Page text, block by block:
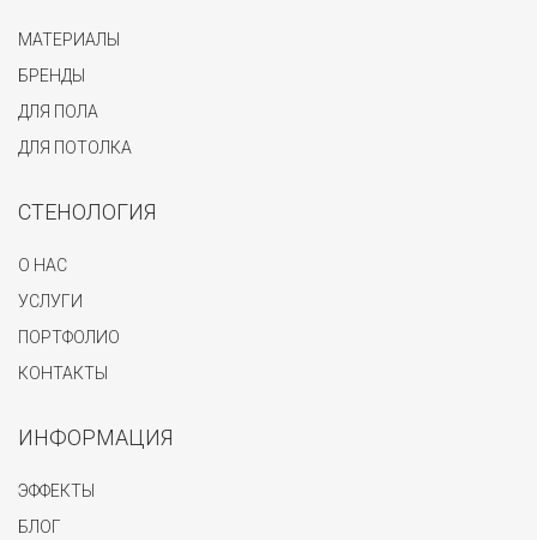
МАТЕРИАЛЫ
БРЕНДЫ
ДЛЯ ПОЛА
ДЛЯ ПОТОЛКА
СТЕНОЛОГИЯ
О НАС
УСЛУГИ
ПОРТФОЛИО
КОНТАКТЫ
ИНФОРМАЦИЯ
ЭФФЕКТЫ
БЛОГ